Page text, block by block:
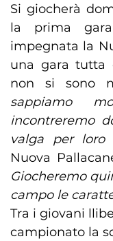
Si giocherà
la prima
impegnata la
una gara tutta
non si sono
sappiamo
incontreremo
valga per loro
Nuova
Giocheremo
campo le
Tra i giovani
campionato la